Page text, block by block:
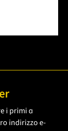
i primi a
indirizzo e-